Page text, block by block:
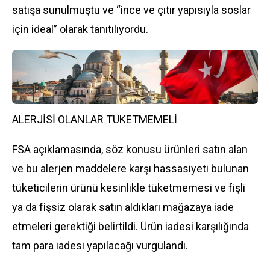
satışa sunulmuştu ve “ince ve çıtır yapısıyla soslar
için ideal” olarak tanıtılıyordu.
ALERJİSİ OLANLAR TÜKETMEMELİ
FSA açıklamasında, söz konusu ürünleri satın alan
ve bu alerjen maddelere karşı hassasiyeti bulunan
tüketicilerin ürünü kesinlikle tüketmemesi ve fişli
ya da fişsiz olarak satın aldıkları mağazaya iade
etmeleri gerektiği belirtildi. Ürün iadesi karşılığında
tam para iadesi yapılacağı vurgulandı.